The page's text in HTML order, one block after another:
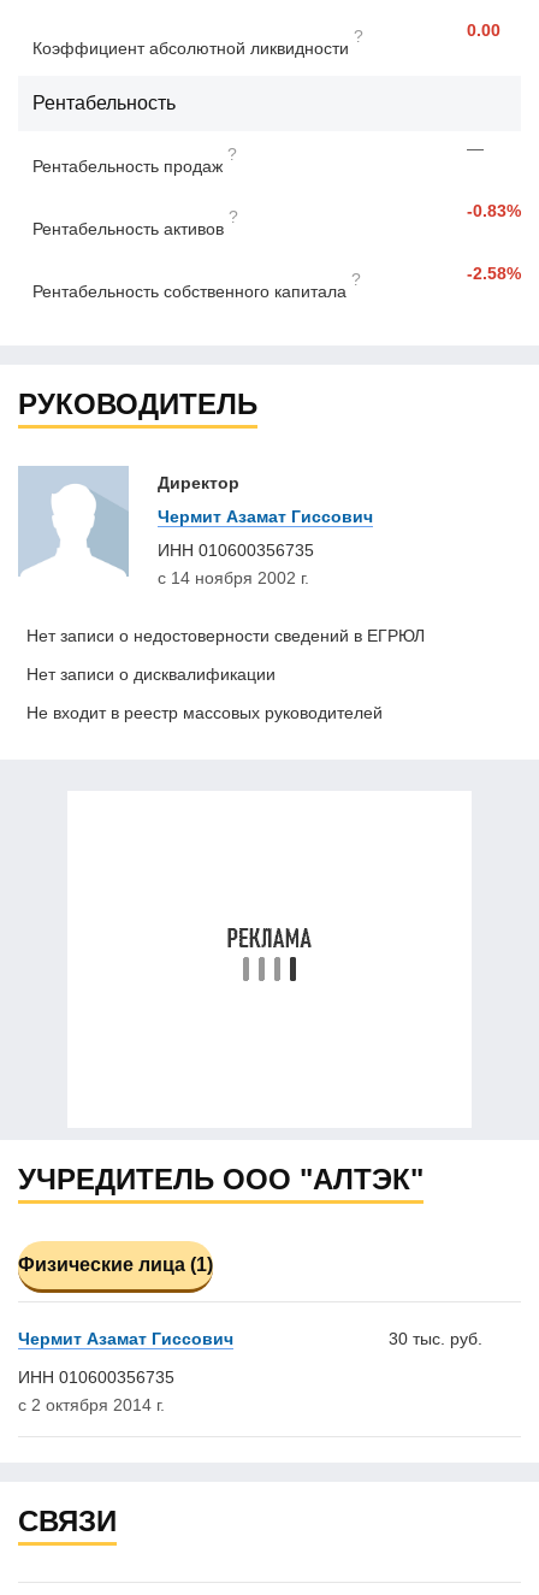
Коэффициент абсолютной ликвидности
? 0.00
Рентабельность
Рентабельность продаж
? —
Рентабельность активов
? -0.83%
Рентабельность собственного капитала
? -2.58%
РУКОВОДИТЕЛЬ
Директор
Чермит Азамат Гиссович
ИНН 010600356735
с 14 ноября 2002 г.
Нет записи о недостоверности сведений в ЕГРЮЛ
Нет записи о дисквалификации
Не входит в реестр массовых руководителей
УЧРЕДИТЕЛЬ ООО "АЛТЭК"
Физические лица (1)
Чермит Азамат Гиссович
ИНН 010600356735
с 2 октября 2014 г.
30 тыс. руб.
СВЯЗИ